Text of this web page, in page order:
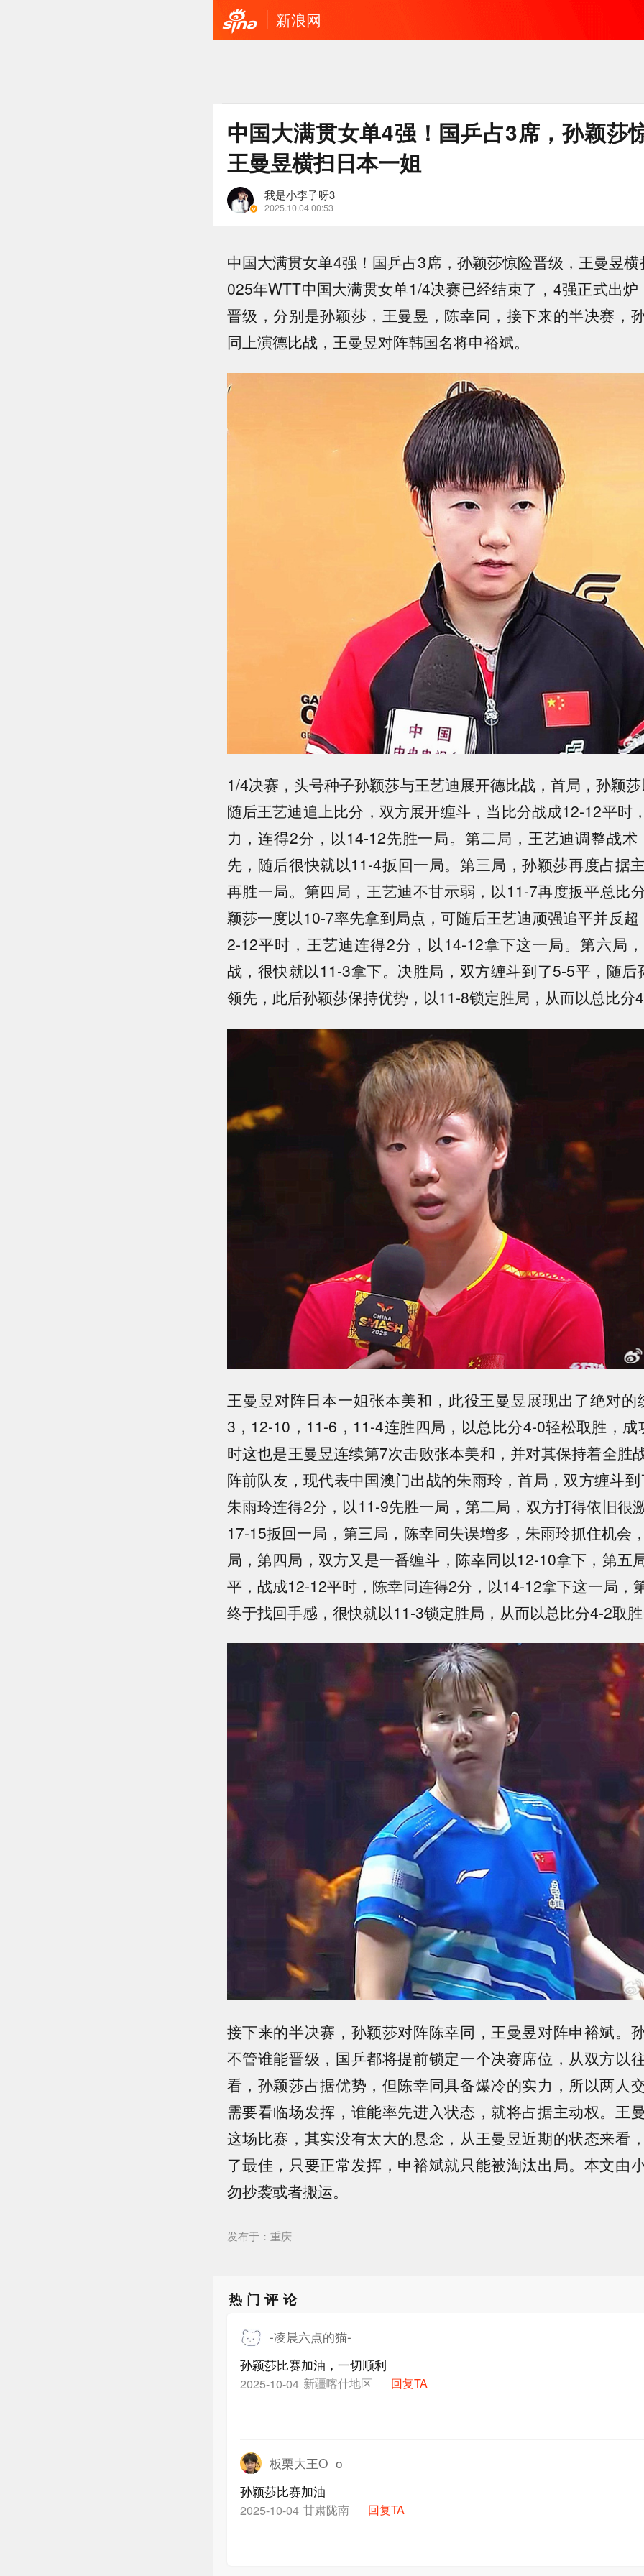
新浪网
中国大满贯女单4强！国乒占3席，孙颖莎
王曼昱横扫日本一姐
我是小李子呀3
2025.10.04 00:53
中国大满贯女单4强！国乒占3席，孙颖莎惊险晋级，王曼昱
025年WTT中国大满贯女单1/4决赛已经结束了，4强正式出
晋级，分别是孙颖莎，王曼昱，陈幸同，接下来的半决赛，
同上演德比战，王曼昱对阵韩国名将申裕斌。
1/4决赛，头号种子孙颖莎与王艺迪展开德比战，首局，孙颖
随后王艺迪追上比分，双方展开缠斗，当比分战成12-12平时
力，连得2分，以14-12先胜一局。第二局，王艺迪调整战
先，随后很快就以11-4扳回一局。第三局，孙颖莎再度占据
再胜一局。第四局，王艺迪不甘示弱，以11-7再度扳平总比
颖莎一度以10-7率先拿到局点，可随后王艺迪顽强追平并反
2-12平时，王艺迪连得2分，以14-12拿下这一局。第六局
战，很快就以11-3拿下。决胜局，双方缠斗到了5-5平，随后
领先，此后孙颖莎保持优势，以11-8锁定胜局，从而以总比分
王曼昱对阵日本一姐张本美和，此役王曼昱展现出了绝对的
3，12-10，11-6，11-4连胜四局，以总比分4-0轻松取胜，成
时这也是王曼昱连续第7次击败张本美和，并对其保持着全胜
阵前队友，现代表中国澳门出战的朱雨玲，首局，双方缠斗
朱雨玲连得2分，以11-9先胜一局，第二局，双方打得依旧很
17-15扳回一局，第三局，陈幸同失误增多，朱雨玲抓住机会
局，第四局，双方又是一番缠斗，陈幸同以12-10拿下，第五
平，战成12-12平时，陈幸同连得2分，以14-12拿下这一局，
终于找回手感，很快就以11-3锁定胜局，从而以总比分4-2取
接下来的半决赛，孙颖莎对阵陈幸同，王曼昱对阵申裕斌。
不管谁能晋级，国乒都将提前锁定一个决赛席位，从双方以
看，孙颖莎占据优势，但陈幸同具备爆冷的实力，所以两人
需要看临场发挥，谁能率先进入状态，就将占据主动权。王
这场比赛，其实没有太大的悬念，从王曼昱近期的状态来看
了最佳，只要正常发挥，申裕斌就只能被淘汰出局。本文由
勿抄袭或者搬运。
发布于：重庆
热门评论
-凌晨六点的猫-
孙颖莎比赛加油，一切顺利
2025-10-04 新疆喀什地区 回复TA
板栗大王O_o
孙颖莎比赛加油
2025-10-04 甘肃陇南 回复TA